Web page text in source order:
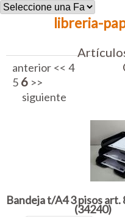
libreria-
anterior << 4
5 6 >>
siguiente
Bandeja t/A4 3 pisos art.
(34240)